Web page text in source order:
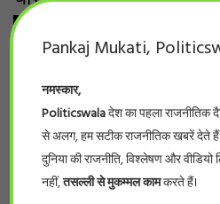
Pankaj Mukati,
नमस्कार,
Politicswalaदेश का पहला राजनीतिक
से अलग, हम सटीक राजनीतिक खबरें देते
दुनिया की राजनीति, विश्लेषण और
नहीं,तसल्ली से मुकम्मल कामकरते हैं।